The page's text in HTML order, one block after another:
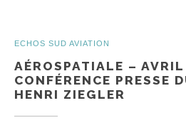
ECHOS SUD AVIATION
AÉROSPATIALE –
CONFÉRENCE PRESSE
HENRI ZIEGLER